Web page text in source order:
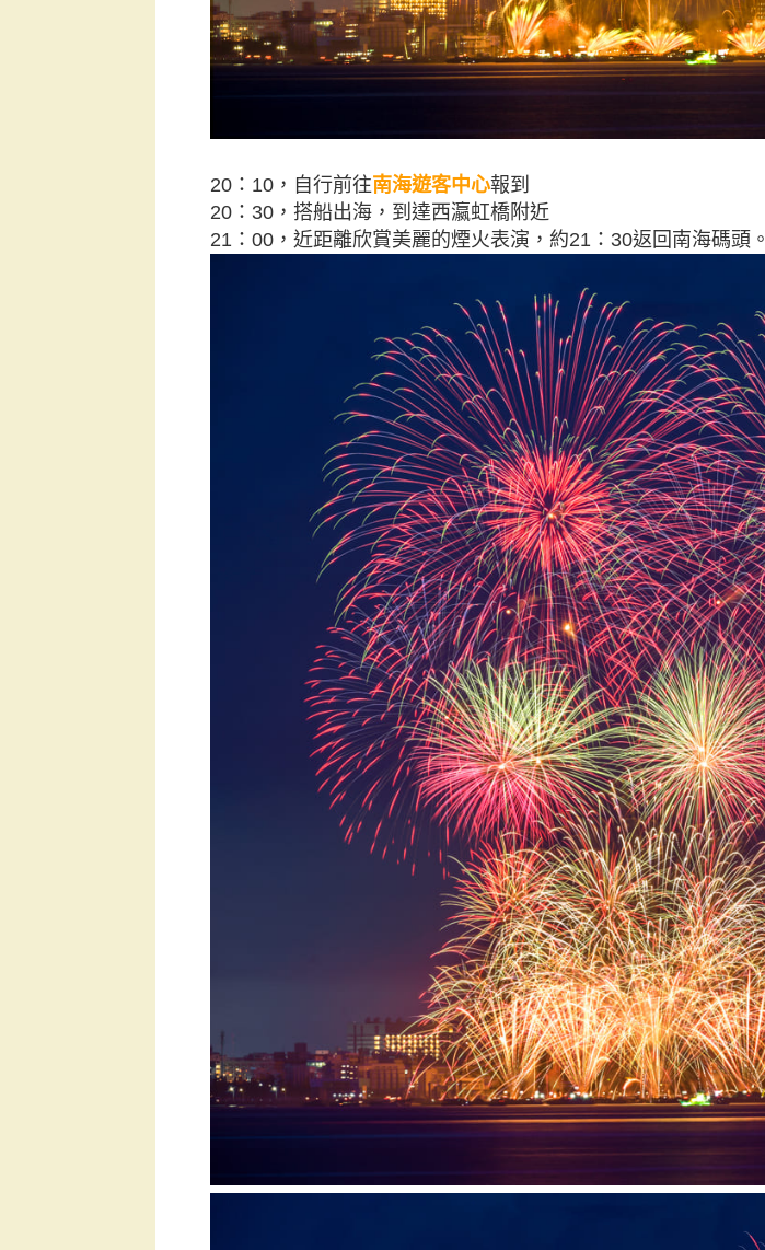
20：10，自行前往南海遊客中心報到
20：30，搭船出海，到達西瀛虹橋附近
21：00，近距離欣賞美麗的煙火表演，約21：30返回南海碼頭。